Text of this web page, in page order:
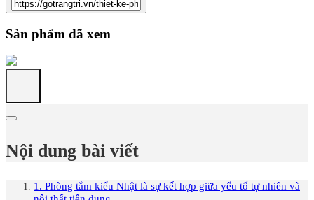
Sản phẩm đã xem
Nội dung bài viết
1. Phòng tắm kiểu Nhật là sự kết hợp giữa yếu tố tự nhiên và